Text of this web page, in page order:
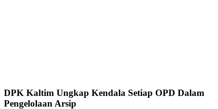
DPK Kaltim Ungkap Kendala Setiap OPD Dalam
Pengelolaan Arsip